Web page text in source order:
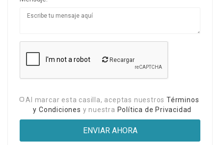
Recargar
Al marcar esta casilla, aceptas nuestros Términos
y Condiciones y nuestra Política de Privacidad